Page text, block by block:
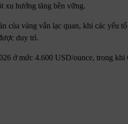
xu hướng tăng bền vững.
của vàng vẫn lạc quan, khi các yếu
duy trì.
ở mức 4.600 USD/ounce, trong